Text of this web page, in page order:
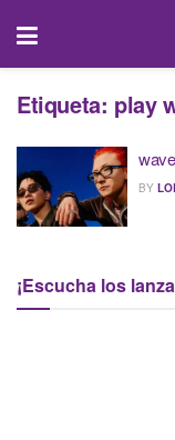
Etiqueta: play
BY
¡Escucha los